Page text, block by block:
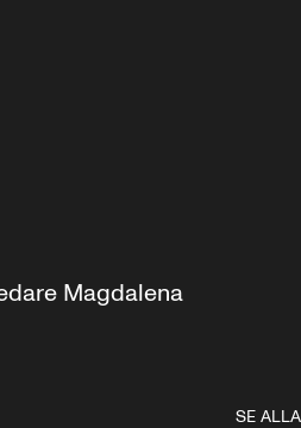
Magdalena
SE ALLA